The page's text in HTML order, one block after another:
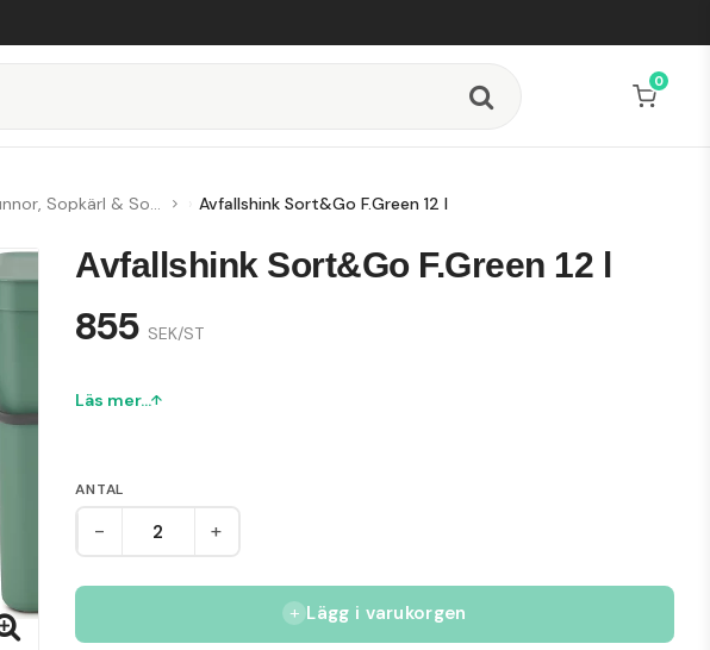
0
Soptunnor, Sopkärl & Sopsorteringskärl Avfallshink Sort&Go F.Green 12 l
Avfallshink Sort&Go F.Green 12 l
855 SEK/ST
Läs mer...
ANTAL
- +
Lägg i varukorgen